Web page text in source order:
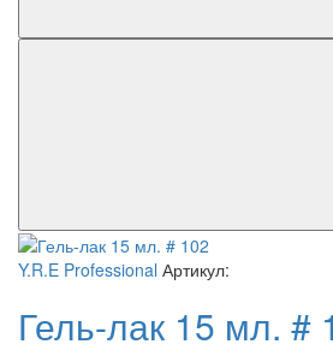
Y.R.E Professional Артикул:
Гель-лак 15 мл. #